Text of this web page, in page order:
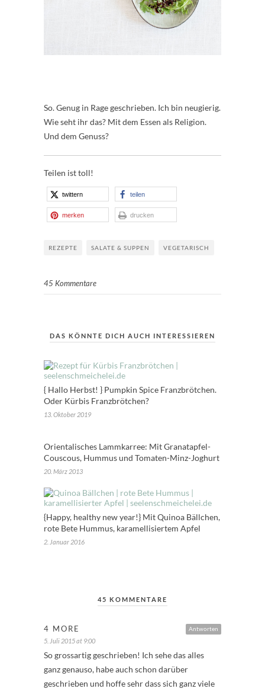
So. Genug in Rage geschrieben. Ich bin neugierig.
Wie seht ihr das? Mit dem Essen als Religion.
Und dem Genuss?
Teilen ist toll!
twittern teilen
merken drucken
REZEPTE SALATE & SUPPEN VEGETARISCH
45 Kommentare
DAS KÖNNTE DICH AUCH INTERESSIEREN
{ Hallo Herbst! } Pumpkin Spice Franzbrötchen.
Oder Kürbis Franzbrötchen?
13. Oktober 2019
Orientalisches Lammkarree: Mit Granatapfel-
Couscous, Hummus und Tomaten-Minz-Joghurt
20. März 2013
{Happy, healthy new year!} Mit Quinoa Bällchen,
rote Bete Hummus, karamellisiertem Apfel
2. Januar 2016
45 KOMMENTARE
Antworten
4 MORE
5. Juli 2015 at 9:00
So grossartig geschrieben! Ich sehe das alles
ganz genauso, habe auch schon darüber
geschrieben und hoffe sehr dass sich ganz viele